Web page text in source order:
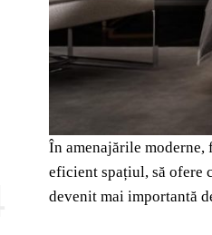
În amenajările
eficient spațiul, să ofere
devenit mai importantă